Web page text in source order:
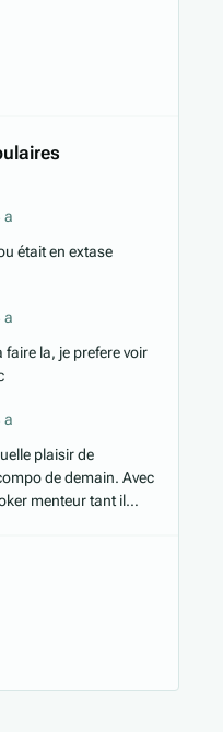
a
était en extase
a
la, je prefere voir
a
plaisir de
de demain. Avec
menteur tant il